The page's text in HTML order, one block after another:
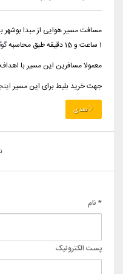
1 ساعت و 15 دقیقه طبق محاسبه
معمولا مسافرین این مسیر با
جهت خرید بلیط برای این مسیر
بعدی
* نام
پست الکترونیک